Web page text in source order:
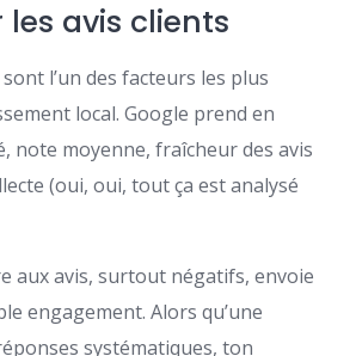
les avis clients
l’un des facteurs les plus
local. Google prend en
note moyenne, fraîcheur des avis
(oui, oui, tout ça est analysé
aux avis, surtout négatifs, envoie
engagement. Alors qu’une
systématiques, ton